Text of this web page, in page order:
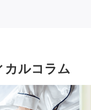
カルコラム